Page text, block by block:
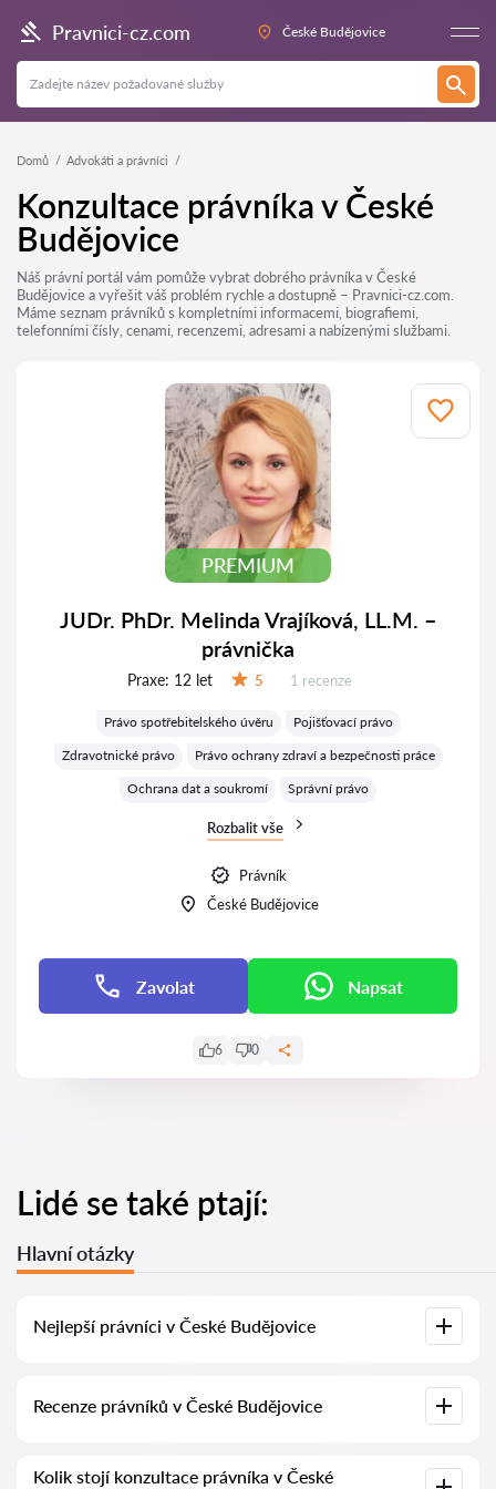
Pravnici-cz.com České Budějovice
Domů Advokáti a právníci
Konzultace právníka v České
Budějovice
Náš právní portál vám pomůže vybrat dobrého právníka v České
Budějovice a vyřešit váš problém rychle a dostupně – Pravnici-cz.com.
Máme seznam právníků s kompletními informacemi, biografiemi,
telefonními čísly, cenami, recenzemi, adresami a nabízenými službami.
PREMIUM
JUDr. PhDr. Melinda Vrajíková, LL.M. –
právnička
Praxe: 12 let 5 Recenzí:
1 recenze
Právo spotřebitelského úvěru
Pojišťovací právo
Zdravotnické právo
Právo ochrany zdraví a bezpečnosti práce
Ochrana dat a soukromí
Správní právo
Rozbalit vše
Právník
České Budějovice
Zavolat Napsat
6 0
Lidé se také ptají:
Hlavní otázky
Nejlepší právníci v České Budějovice
Budějovice s kompletními informacemi. Ceny, recenze,
telefonní číslo a adresa.
Recenze právníků v České Budějovice
Na naší službě najdete skutečné recenze právníků,
neodstraňujeme negativní recenze a není možné je uměle
Kolik stojí konzultace právníka v České